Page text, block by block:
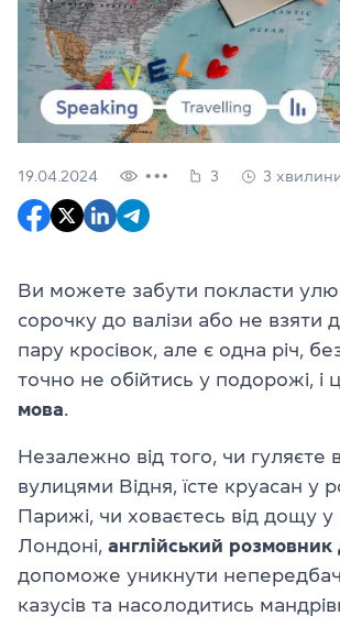
19.04.2024 3 3
Ви можете забути покласти
сорочку до валізи або не взяти
пару кросівок, але є одна річ,
точно не обійтись у подорожі, і
мова
Незалежно від того, чи гуляєте
вулицями Відня, їсте круасан у
Парижі, чи ховаєтесь від дощу
Лондоні, англійський розмовник
допоможе уникнути
казусів та насолодитись